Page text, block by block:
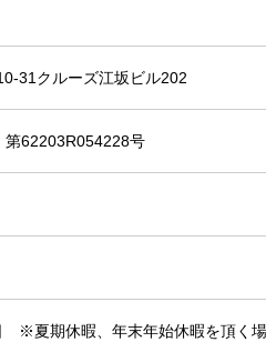
31クルーズ江坂ビル202
62203R054228号
※夏期休暇、年末年始休暇を頂く場